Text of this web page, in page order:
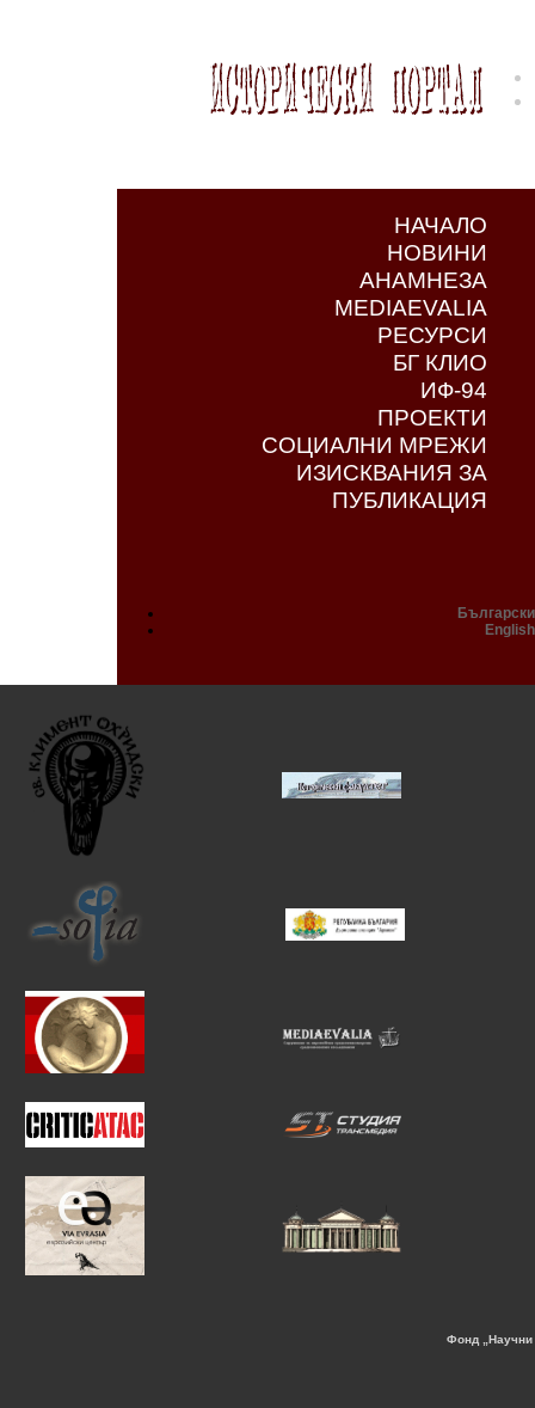
НАЧАЛО
НОВИНИ
АНАМНЕЗА
MEDIAEVALIA
РЕСУРСИ
БГ КЛИО
ИФ-94
ПРОЕКТИ
СОЦИАЛНИ МРЕЖИ
ИЗИСКВАНИЯ ЗА
ПУБЛИКАЦИЯ
Български
English
Фонд „Научни